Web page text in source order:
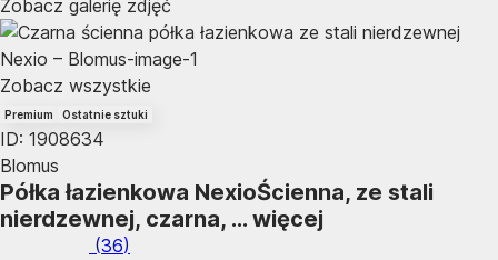
Zobacz galerię zdjęć
Zobacz wszystkie
Premium Ostatnie sztuki
ID: 1908634
Blomus
Półka łazienkowa NexioŚcienna, ze stali
nierdzewnej, czarna, … więcej
(36)